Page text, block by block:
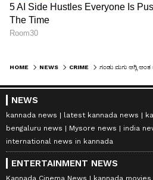
HOME NEWS CRIME
NEWS
kannada news latest kannada news
bengaluru news
Mysore news
india
international news in kannada
ENTERTAINMENT NEWS
Kannada Cinema News kannada